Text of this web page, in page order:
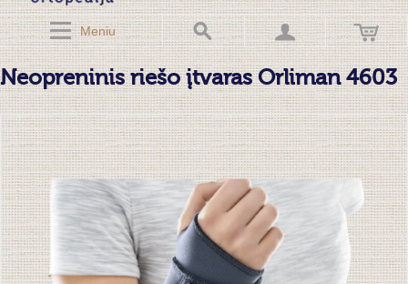
Meniu
Neopreninis riešo įtvaras Orliman 4603